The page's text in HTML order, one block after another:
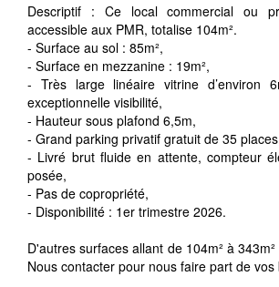
Descriptif : Ce local commercial ou
accessible aux PMR, totalise 104m².
- Surface au sol : 85m²,
- Surface en mezzanine : 19m²,
- Très large linéaire vitrine d’environ
exceptionnelle visibilité,
- Hauteur sous plafond 6,5m,
- Grand parking privatif gratuit de 35
- Livré brut fluide en attente, compteur
posée,
- Pas de copropriété,
- Disponibilité : 1er trimestre 2026.
D'autres surfaces allant de 104m² à
Nous contacter pour nous faire part de vos